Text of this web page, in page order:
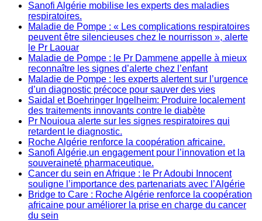
Sanofi Algérie mobilise les experts des maladies
respiratoires.
Maladie de Pompe : « Les complications respiratoires
peuvent être silencieuses chez le nourrisson », alerte
le Pr Laouar
Maladie de Pompe : le Pr Dammene appelle à mieux
reconnaître les signes d’alerte chez l’enfant
Maladie de Pompe : les experts alertent sur l’urgence
d’un diagnostic précoce pour sauver des vies
Saidal et Boehringer Ingelheim: Produire localement
des traitements innovants contre le diabète
Pr Nouioua alerte sur les signes respiratoires qui
retardent le diagnostic.
Roche Algérie renforce la coopération africaine.
Sanofi Algérie,un engagement pour l’innovation et la
souveraineté pharmaceutique.
Cancer du sein en Afrique : le Pr Adoubi Innocent
souligne l’importance des partenariats avec l’Algérie
Bridge to Care : Roche Algérie renforce la coopération
africaine pour améliorer la prise en charge du cancer
du sein